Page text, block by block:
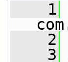
    1
    2
    3